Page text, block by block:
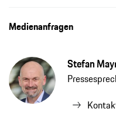
Medienanfragen
Stefan